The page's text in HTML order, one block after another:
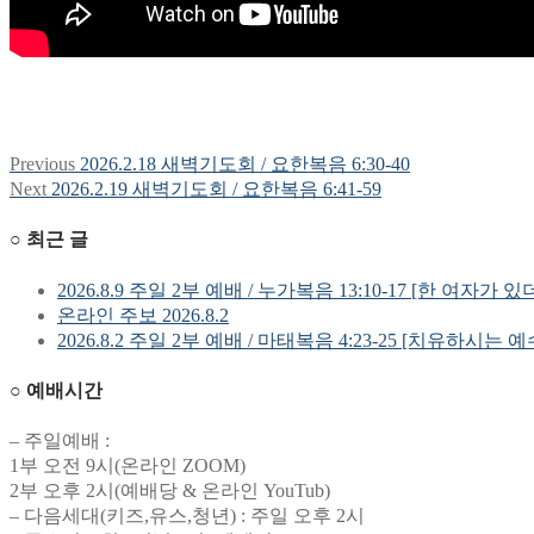
글
색
Previous Previous
post:
2026.2.18 새벽기도회 / 요한복음 6:30-40
Next Next
2026.2.19 새벽기도회 / 요한복음 6:41-59
○ 최근 글
2026.8.9 주일 2부 예배 / 누가복음 13:10-17 [한 여자가 있
온라인 주보 2026.8.2
2026.8.2 주일 2부 예배 / 마태복음 4:23-25 [치유하시는 예
○ 예배시간
– 주일예배 :
1부 오전 9시(온라인 ZOOM)
2부 오후 2시(예배당 & 온라인 YouTub)
– 다음세대(키즈,유스,청년) : 주일 오후 2시